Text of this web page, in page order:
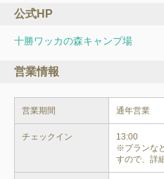
公式HP
十勝ワッカの森キャンプ場
営業情報
営業期間 通年営業
チェックイン
13:00
※プランな
すので、詳